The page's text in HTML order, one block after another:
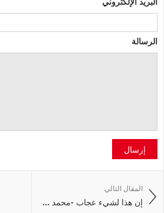
الرسالة
إرسال
المقال التالي
إن هذا لشيء عجاب -محمد ...